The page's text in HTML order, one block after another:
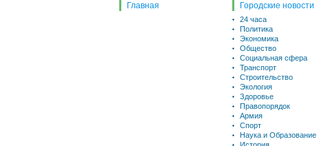
Главная Городские новости
24 часа
Политика
Экономика
Общество
Социальная сфера
Транспорт
Строительство
Экология
Здоровье
Правопорядок
Армия
Спорт
Наука и Образование